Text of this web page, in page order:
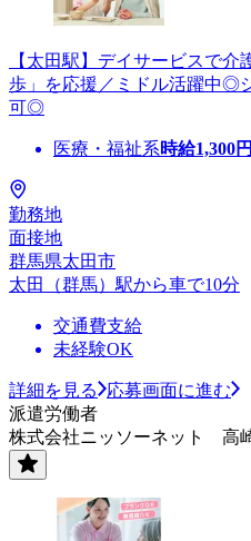
【太田駅】デイサービスで
歩」を応援／ミドル活躍中◎
可◎
医療・福祉系時給1,300円
勤務地
面接地
群馬県太田市
太田（群馬）駅から車で10分
交通費支給
未経験OK
詳細を見る
応募画面に進む
派遣労働者
株式会社ニッソーネット 高崎